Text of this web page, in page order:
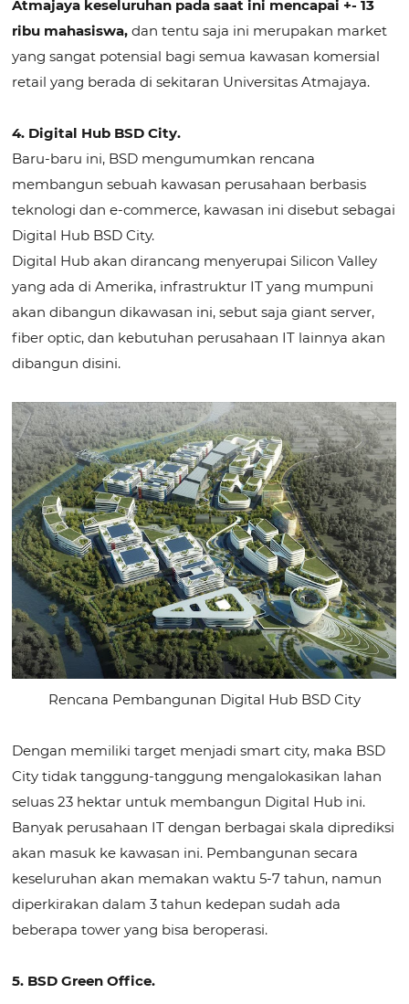
Atmajaya keseluruhan pada saat ini mencapai +- 13
ribu mahasiswa, dan tentu saja ini merupakan market
yang sangat potensial bagi semua kawasan komersial
retail yang berada di sekitaran Universitas Atmajaya.
4. Digital Hub BSD City.
Baru-baru ini, BSD mengumumkan rencana
membangun sebuah kawasan perusahaan berbasis
teknologi dan e-commerce, kawasan ini disebut sebagai
Digital Hub BSD City.
Digital Hub akan dirancang menyerupai Silicon Valley
yang ada di Amerika, infrastruktur IT yang mumpuni
akan dibangun dikawasan ini, sebut saja giant server,
fiber optic, dan kebutuhan perusahaan IT lainnya akan
dibangun disini.
Rencana Pembangunan Digital Hub BSD City
Dengan memiliki target menjadi smart city, maka BSD
City tidak tanggung-tanggung mengalokasikan lahan
seluas 23 hektar untuk membangun Digital Hub ini.
Banyak perusahaan IT dengan berbagai skala diprediksi
akan masuk ke kawasan ini. Pembangunan secara
keseluruhan akan memakan waktu 5-7 tahun, namun
diperkirakan dalam 3 tahun kedepan sudah ada
beberapa tower yang bisa beroperasi.
5. BSD Green Office.